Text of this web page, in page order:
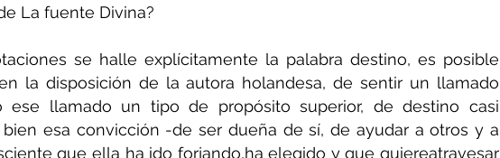
La fuente Divina?
se halle explícitamente la palabra destino, es posible
la disposición de la autora holandesa, de sentir un llamado
ese llamado un tipo de propósito superior, de destino casi
bien esa convicción -de ser dueña de sí, de ayudar a otros y a
que ella ha ido forjando,ha elegido y que quiereatravesar